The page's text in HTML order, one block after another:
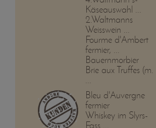
Käseauswahl ...
2.Waltmanns
Weisswein ...
Fourme d'Ambert
fermier, ...
Bauernmorbier
Brie aux Truffes (m.
...
Bleu d'Auvergne
fermier
Whiskey im Slyrs-
Fass ...